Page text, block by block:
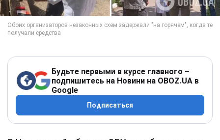
Будьте первыми в курсе главного –
подпишитесь на Новини на OBOZ.UA в
Google
Подписаться